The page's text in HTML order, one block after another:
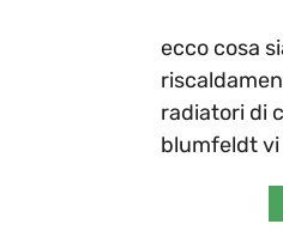
ecco cosa
radiatori di
blumfeldt